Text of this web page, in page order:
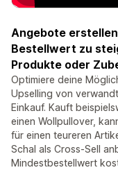
Angebote
Bestellwert zu
Produkte oder
Optimiere deine
Upselling von
Einkauf. Kauft
einen Wollpullover,
für einen teureren
Schal als Cross-Sell
Mindestbestellwert